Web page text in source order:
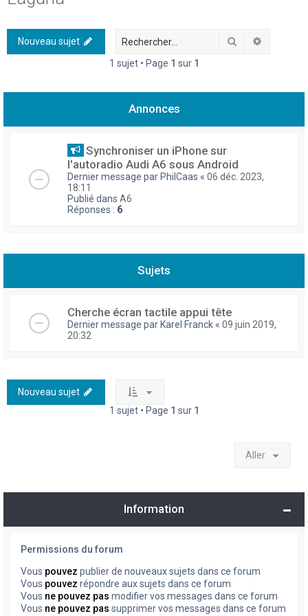
h
r
Nouveau sujet Rechercher
1 sujet • Page 1 sur 1
Annonces
Synchroniser un iPhone sur
l'autoradio Audi A6 sous Android
Dernier message par PhilCaas « 06 déc. 2023,
18:11
Publié dans A6
Réponses : 6
Sujets
Cherche écran tactile appui tête
Dernier message par Karel Franck « 09 juin 2019,
20:32
Nouveau sujet
1 sujet • Page 1 sur 1
Aller
Information
Permissions du forum
Vous pouvez publier de nouveaux sujets dans ce forum
Vous pouvez répondre aux sujets dans ce forum
Vous ne pouvez pas modifier vos messages dans ce forum
Vous ne pouvez pas supprimer vos messages dans ce forum